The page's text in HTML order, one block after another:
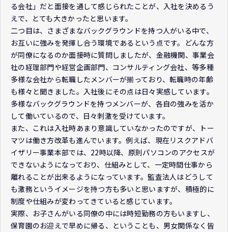
る会社」だと面接を通して感じられたことが、入社を決めるう
えで、とても大きかったと思います。
二つ目は、さまざまなバックグラウンドを持つ人がいる中で、
お互いに強みを発揮し合う環境であるという点です。どんな方
が同僚になるのか面接時に質問しましたが、金融機関、事業会
社の経理部門や経営企画部門、コンサルティング会社、等多種
多様な会社から転職したメンバーが揃っており、転職時の年齢
も様々と聞きました。入社後にその点は日々実感しています。
多様なバックグラウンドを持つメンバーが、各自の強みを活か
して働いているので、日々刺激を受けています。
また、これは入社時あまり意識していなかったのですが、トー
マツは働き方改革も進んでいます。例えば、現在リスクアドバ
イザリー事業本部では、22時以降、原則パソコンのアクセスが
できないようになっており、仕組みとして、一定時間仕事から
離れることが出来るようになっています。監査法人はどうして
も激務というイメージを持つ方も多いと思いますが、積極的に
制度や仕組みが変わってきていると感じています。
実際、お子さんがいる同僚の中には時短勤務の方もいますし、
保育園のお迎えで早めに帰る、ということも、男女関係なく皆